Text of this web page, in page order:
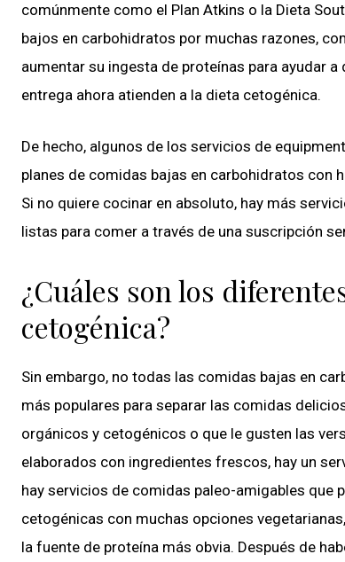
comúnmente como el Plan Atkins o la Dieta
bajos en carbohidratos por muchas razones,
aumentar su ingesta de proteínas para ayudar
entrega ahora atienden a la dieta cetogénica.
De hecho, algunos de los servicios de
planes de comidas bajas en carbohidratos con
Si no quiere cocinar en absoluto, hay más
listas para comer a través de una suscripción
¿Cuáles son los
cetogénica?
Sin embargo, no todas las comidas bajas en
más populares para separar las comidas
orgánicos y cetogénicos o que le gusten las
elaborados con ingredientes frescos, hay un
hay servicios de comidas paleo-amigables que
cetogénicas con muchas opciones
la fuente de proteína más obvia. Después de